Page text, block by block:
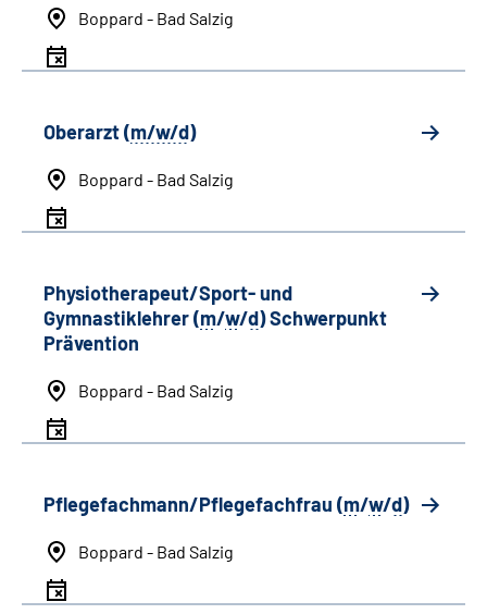
Boppard - Bad Salzig
Oberarzt (m/w/d)
Boppard - Bad Salzig
Physiotherapeut/Sport- und
Gymnastiklehrer (m/w/d) Schwerpunkt
Prävention
Boppard - Bad Salzig
Pflegefachmann/Pflegefachfrau (m/w/d)
Boppard - Bad Salzig